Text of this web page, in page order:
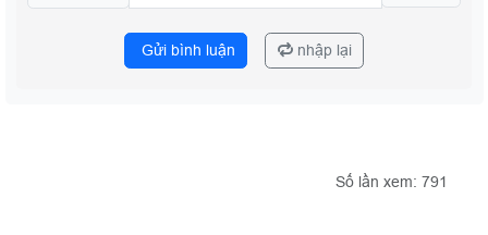
Gửi bình luận nhập lại
Số lần xem: 791